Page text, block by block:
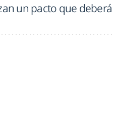
un pacto que